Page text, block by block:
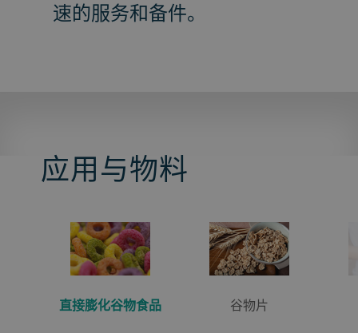
速的服务和备件。
应用与物料
直接膨化谷物食品 谷物片